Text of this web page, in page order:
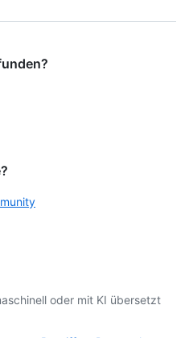
oder mit KI übersetzt